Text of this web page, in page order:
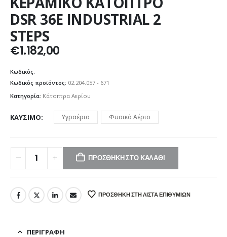
DSR 36E INDUSTRIAL 2
STEPS
€1.182,00
Κωδικός:
Κωδικός προϊόντος: 02.204.057 - 671
Κατηγορία: Κάτοπτρα Αερίου
ΚΑΎΣΙΜΟ Υγραέριο Φυσικό Αέριο
ΠΡΟΣΘΉΚΗ ΣΤΟ ΚΑΛΆΘΙ
ΠΡΟΣΘΉΚΗ ΣΤΗ ΛΊΣΤΑ ΕΠΙΘΥΜΙΏΝ
ΠΕΡΙΓΡΑΦΉ